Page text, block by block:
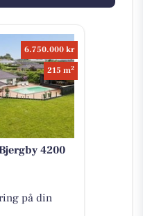
6.750.000 kr
215 m2
4200
på din